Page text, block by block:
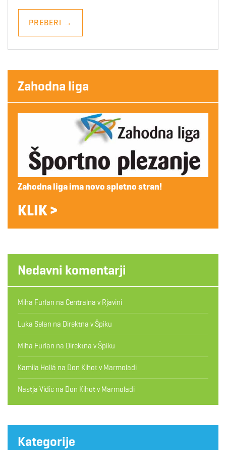
PREBERI →
Zahodna liga
Zahodna liga ima novo spletno stran!
KLIK >
Nedavni komentarji
Miha Furlan na Centralna v Rjavini
Luka Selan na Direktna v Špiku
Miha Furlan na Direktna v Špiku
Kamila Hollá na Don Kihot v Marmoladi
Nastja Vidic na Don Kihot v Marmoladi
Kategorije